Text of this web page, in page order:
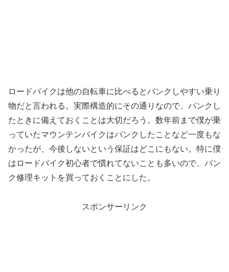
ロードバイクは他の自転車に比べるとパンクしやすい乗り
物だと言われる。実際構造的にその通りなので、パンクし
たときに備えておくことは大切だろう。数年前まで僕が乗
っていたマウンテンバイクはパンクしたことなど一度もな
かったが、今後しないという保証はどこにもない。特に僕
はロードバイク初心者で慣れてないことも多いので、パン
ク修理キットを買っておくことにした。
スポンサーリンク